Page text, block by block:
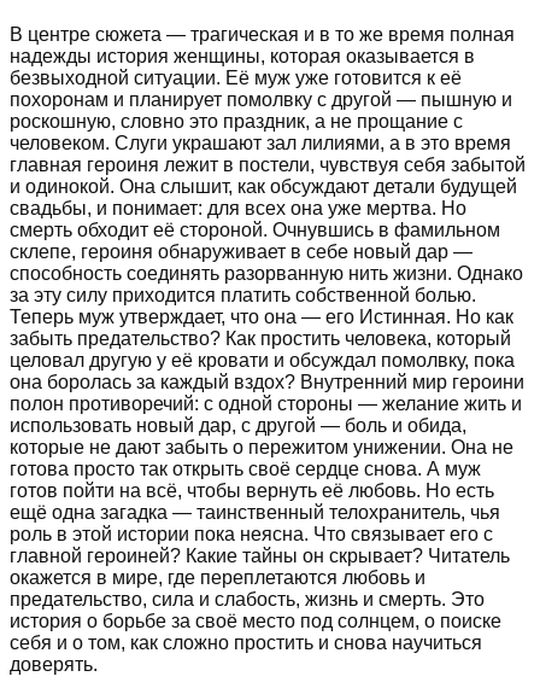
В центре сюжета — трагическая и в то же время полная
надежды история женщины, которая оказывается в
безвыходной ситуации. Её муж уже готовится к её
похоронам и планирует помолвку с другой — пышную и
роскошную, словно это праздник, а не прощание с
человеком. Слуги украшают зал лилиями, а в это время
главная героиня лежит в постели, чувствуя себя забытой
и одинокой. Она слышит, как обсуждают детали будущей
свадьбы, и понимает: для всех она уже мертва. Но
смерть обходит её стороной. Очнувшись в фамильном
склепе, героиня обнаруживает в себе новый дар —
способность соединять разорванную нить жизни. Однако
за эту силу приходится платить собственной болью.
Теперь муж утверждает, что она — его Истинная. Но как
забыть предательство? Как простить человека, который
целовал другую у её кровати и обсуждал помолвку, пока
она боролась за каждый вздох? Внутренний мир героини
полон противоречий: с одной стороны — желание жить и
использовать новый дар, с другой — боль и обида,
которые не дают забыть о пережитом унижении. Она не
готова просто так открыть своё сердце снова. А муж
готов пойти на всё, чтобы вернуть её любовь. Но есть
ещё одна загадка — таинственный телохранитель, чья
роль в этой истории пока неясна. Что связывает его с
главной героиней? Какие тайны он скрывает? Читатель
окажется в мире, где переплетаются любовь и
предательство, сила и слабость, жизнь и смерть. Это
история о борьбе за своё место под солнцем, о поиске
себя и о том, как сложно простить и снова научиться
доверять.